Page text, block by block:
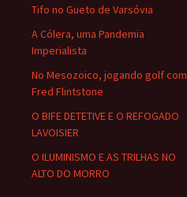
Tifo no Gueto de Varsóvia
A Cólera, uma Pandemia
Imperialista
No Mesozoico, jogando golf com
Fred Flintstone
O BIFE DETETIVE E O REFOGADO
LAVOISIER
O ILUMINISMO E AS TRILHAS NO
ALTO DO MORRO